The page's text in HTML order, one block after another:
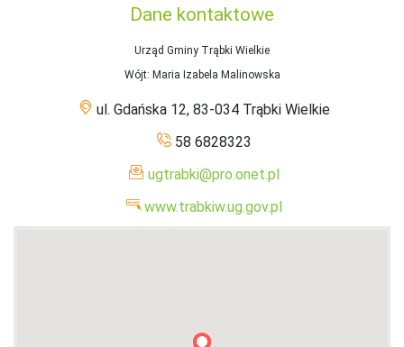
Dane kontaktowe
Urząd Gminy Trąbki Wielkie
Wójt: Maria Izabela Malinowska
ul. Gdańska 12, 83-034 Trąbki Wielkie
58 6828323
ugtrabki@pro.onet.pl
www.trabkiw.ug.gov.pl